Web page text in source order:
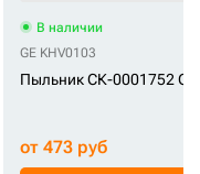
HYUNDAI 71415157
В наличии
GE KHV0103
Пыльник СК-0001752 GE
от 473 руб